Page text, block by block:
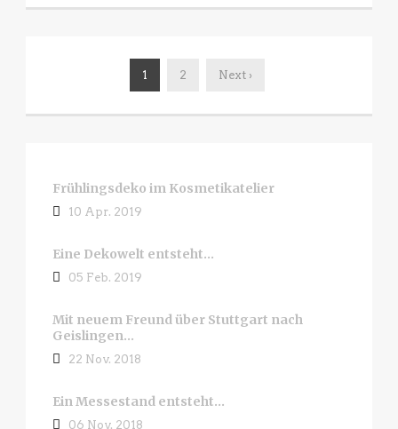
1 2 Next ›
Frühlingsdeko im Kosmetikatelier
10 Apr. 2019
Eine Dekowelt entsteht…
05 Feb. 2019
Mit neuem Freund über Stuttgart nach
Geislingen…
22 Nov. 2018
Ein Messestand entsteht…
06 Nov. 2018